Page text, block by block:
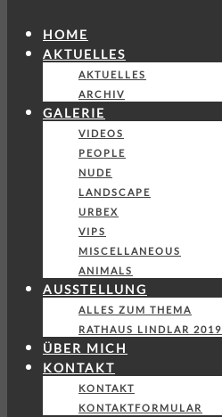
HOME
AKTUELLES
AKTUELLES
ARCHIV
GALERIE
VIDEOS
PEOPLE
NUDE
LANDSCAPE
URBEX
VIPS
MISCELLANEOUS
ANIMALS
AUSSTELLUNG
ALLES ZUM THEMA
RATHAUS LINDLAR 2019
ÜBER MICH
KONTAKT
KONTAKT
KONTAKTFORMULAR